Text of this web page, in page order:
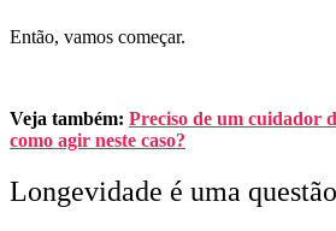
Então, vamos começar.
Veja também: Preciso de um cuidador
como agir neste caso?
Longevidade é uma